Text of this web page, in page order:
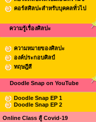
คอร์สศิลปะสำหรับบุคคลทั่วไป
ความรู้เรื่องศิลปะ
ความหมายของศิลปะ
องค์ประกอบศิลป์
ทฤษฎีสี
Doodle Snap on YouTube
Doodle Snap EP 1
Doodle Snap EP 2
Online Class สู้ Covid-19